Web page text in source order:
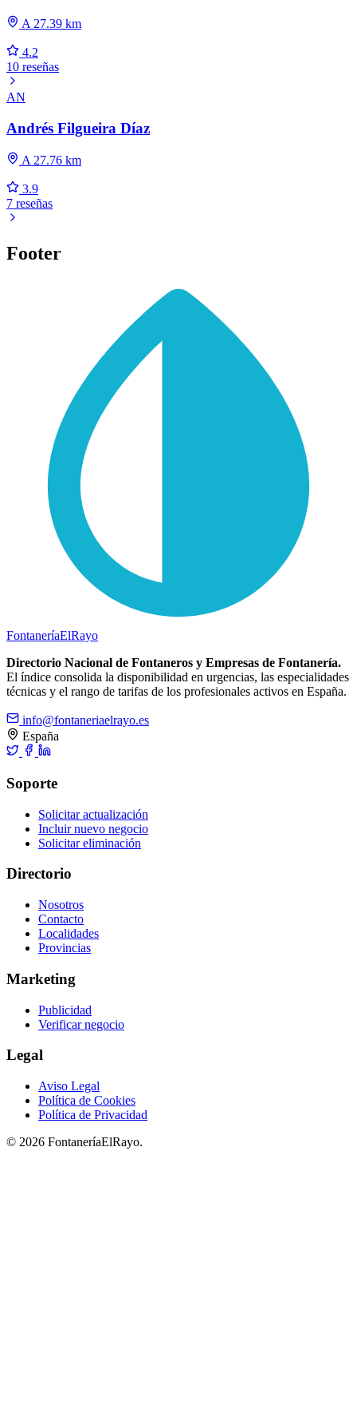
A 27.39 km
4.2
10 reseñas
AN
Andrés Filgueira Díaz
A 27.76 km
3.9
7 reseñas
Footer
FontaneríaElRayo
Directorio Nacional de Fontaneros y Empresas de Fontanería.
El índice consolida la disponibilidad en urgencias, las especialidades
técnicas y el rango de tarifas de los profesionales activos en España.
info@fontaneriaelrayo.es
España
Soporte
Solicitar actualización
Incluir nuevo negocio
Solicitar eliminación
Directorio
Nosotros
Contacto
Localidades
Provincias
Marketing
Publicidad
Verificar negocio
Legal
Aviso Legal
Política de Cookies
Política de Privacidad
© 2026 FontaneríaElRayo.